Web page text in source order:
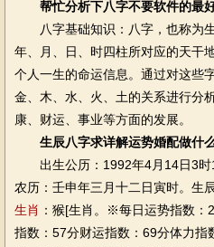
帮忙分析下八字不要软件的最
八字基础知识：八字，也称为生
年、月、日、时四柱所对应的天干
个人一生的命运信息。通过对这些
金、木、水、火、土的关系进行分
康、财运、事业等方面的发展。
生辰八字求详解运势婚配做什
出生公历：1992年4月14日3时
农历：壬申年三月十二日寅时。生
生肖 ：猴[生肖。※每日运势指数：
指数：57分财运指数：69分体力指